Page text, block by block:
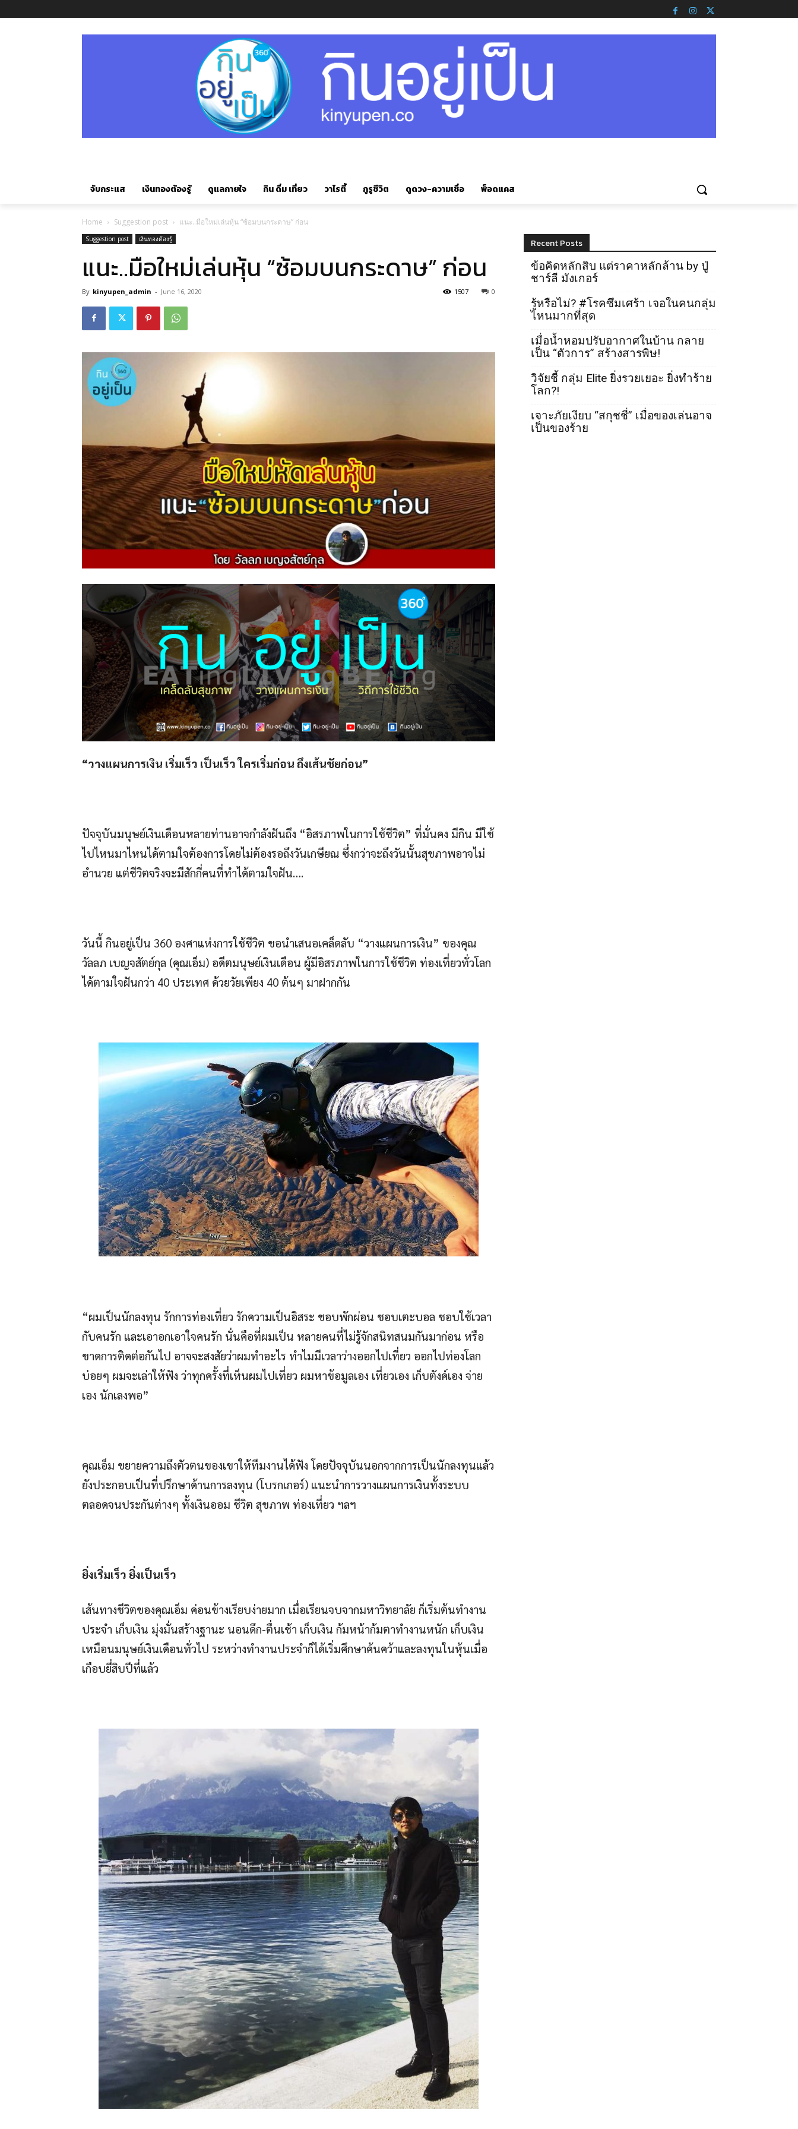
จับกระแส เงินทองต้องรู้ ดูแลกายใจ กิน ดื่ม เที่ยว วาไรตี้ กูรูชีวิต ดูดวง-ความเชื่อ พ็อดแคส
Home Suggestion post แนะ..มือใหม่เล่นหุ้น “ซ้อมบนกระดาษ” ก่อน
Suggestion post เงินทองต้องรู้
แนะ..มือใหม่เล่นหุ้น “ซ้อมบนกระดาษ” ก่อน
By kinyupen_admin - June 16, 2020 0
1507
“วางแผนการเงิน เริ่มเร็ว เป็นเร็ว ใครเริ่มก่อน ถึงเส้นชัยก่อน”
ปัจจุบันมนุษย์เงินเดือนหลายท่านอาจกำลังฝันถึง “อิสรภาพในการใช้ชีวิต” ที่มั่นคง มีกิน มีใช้
ไปไหนมาไหนได้ตามใจต้องการโดยไม่ต้องรอถึงวันเกษียณ ซึ่งกว่าจะถึงวันนั้นสุขภาพอาจไม่
อำนวย แต่ชีวิตจริงจะมีสักกี่คนที่ทำได้ตามใจฝัน….
วันนี้ กินอยู่เป็น 360 องศาแห่งการใช้ชีวิต ขอนำเสนอเคล็ดลับ “วางแผนการเงิน” ของคุณ
วัลลภ เบญจสัตย์กุล (คุณเอ็ม) อดีตมนุษย์เงินเดือน ผู้มีอิสรภาพในการใช้ชีวิต ท่องเที่ยวทั่วโลก
ได้ตามใจฝันกว่า 40 ประเทศ ด้วยวัยเพียง 40 ต้นๆ มาฝากกัน
“ผมเป็นนักลงทุน รักการท่องเที่ยว รักความเป็นอิสระ ชอบพักผ่อน ชอบเตะบอล ชอบใช้เวลา
กับคนรัก และเอาอกเอาใจคนรัก นั่นคือที่ผมเป็น หลายคนที่ไม่รู้จักสนิทสนมกันมาก่อน หรือ
ขาดการติดต่อกันไป อาจจะสงสัยว่าผมทำอะไร ทำไมมีเวลาว่างออกไปเที่ยว ออกไปท่องโลก
บ่อยๆ ผมจะเล่าให้ฟัง ว่าทุกครั้งที่เห็นผมไปเที่ยว ผมหาข้อมูลเอง เที่ยวเอง เก็บตังค์เอง จ่าย
เอง นักเลงพอ”
คุณเอ็ม ขยายความถึงตัวตนของเขาให้ทีมงานได้ฟัง โดยปัจจุบันนอกจากการเป็นนักลงทุนแล้ว
ยังประกอบเป็นที่ปรึกษาด้านการลงทุน (โบรกเกอร์) แนะนำการวางแผนการเงินทั้งระบบ
ตลอดจนประกันต่างๆ ทั้งเงินออม ชีวิต สุขภาพ ท่องเที่ยว ฯลฯ
ยิ่งเริ่มเร็ว ยิ่งเป็นเร็ว
เส้นทางชีวิตของคุณเอ็ม ค่อนข้างเรียบง่ายมาก เมื่อเรียนจบจากมหาวิทยาลัย ก็เริ่มต้นทำงาน
ประจำ เก็บเงิน มุ่งมั่นสร้างฐานะ นอนดึก-ตื่นเช้า เก็บเงิน ก้มหน้าก้มตาทำงานหนัก เก็บเงิน
เหมือนมนุษย์เงินเดือนทั่วไป ระหว่างทำงานประจำก็ได้เริ่มศึกษาค้นคว้าและลงทุนในหุ้นเมื่อ
เกือบยี่สิบปีที่แล้ว
Recent Posts
ข้อคิดหลักสิบ แต่ราคาหลักล้าน by ปู่
ชาร์ลี มังเกอร์
รู้หรือไม่? #โรคซึมเศร้า เจอในคนกลุ่ม
ไหนมากที่สุด
เมื่อน้ำหอมปรับอากาศในบ้าน กลาย
เป็น “ตัวการ” สร้างสารพิษ!
วิจัยชี้ กลุ่ม Elite ยิ่งรวยเยอะ ยิ่งทำร้าย
โลก?!
เจาะภัยเงียบ “สกุชชี่” เมื่อของเล่นอาจ
เป็นของร้าย